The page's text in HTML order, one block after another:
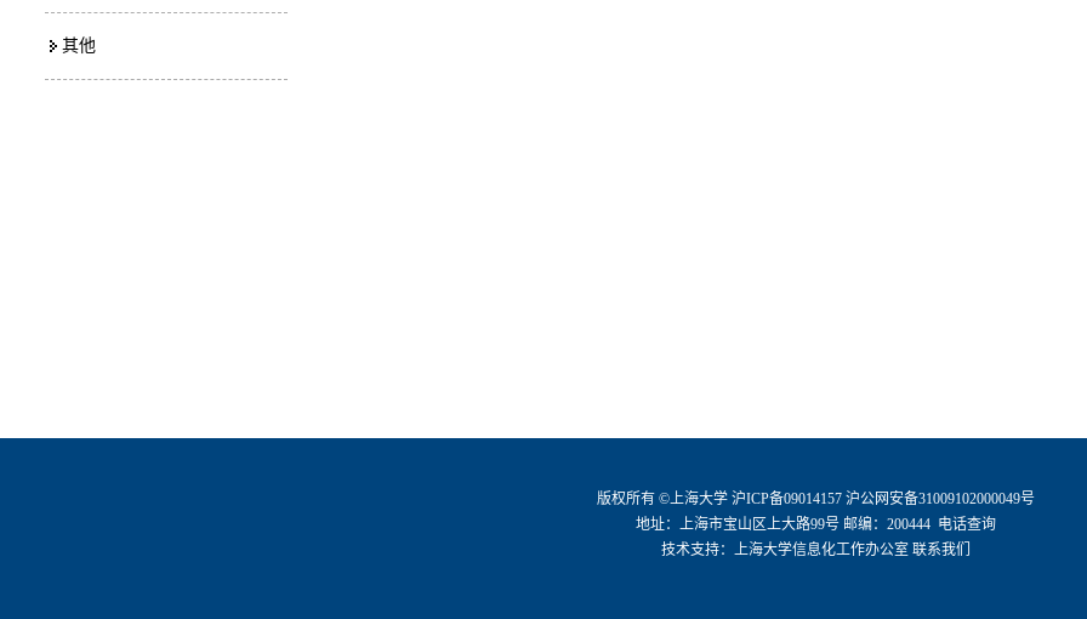
其他
版权所有 ©上海大学 沪ICP备09014157 沪公网安备31009102000049号
地址：上海市宝山区上大路99号 邮编：200444 电话查询
技术支持：
上海大学信息化工作办公室 联系我们